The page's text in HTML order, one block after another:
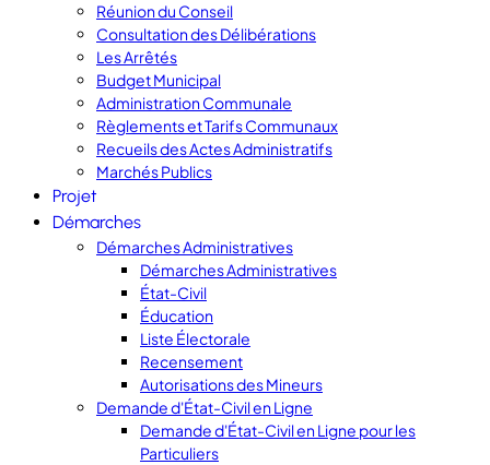
Réunion du Conseil
Consultation des Délibérations
Les Arrêtés
Budget Municipal
Administration Communale
Règlements et Tarifs Communaux
Recueils des Actes Administratifs
Marchés Publics
Projet
Démarches
Démarches Administratives
Démarches Administratives
État-Civil
Éducation
Liste Électorale
Recensement
Autorisations des Mineurs
Demande d'État-Civil en Ligne
Demande d'État-Civil en Ligne pour les
Particuliers